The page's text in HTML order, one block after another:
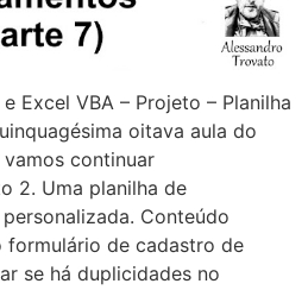
Excel VBA – Projeto – Planilha
oitava aula do
continuar
2. Uma planilha de
Conteúdo
de cadastro de
se há duplicidades no